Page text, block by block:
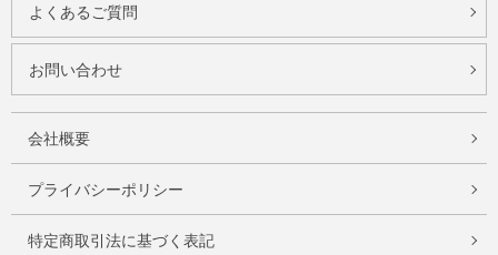
よくあるご質問
お問い合わせ
会社概要
プライバシーポリシー
特定商取引法に基づく表記